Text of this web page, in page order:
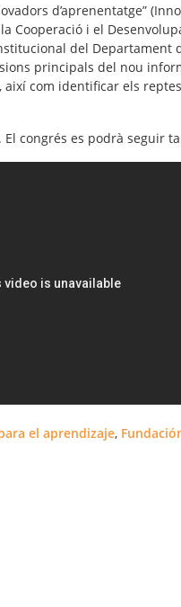
d’aprenentatge”
Cooperació i el
del Departament
principals del nou
com identificar els
congrés es podrà seguir
el aprendizaje,